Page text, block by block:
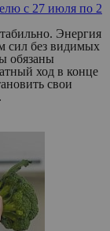
с 27 июля по 2
Энергия
сил без видимых
обязаны
ход в конце
свои